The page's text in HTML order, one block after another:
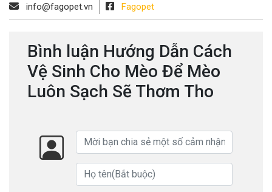
info@fagopet.vn
Fagopet
Bình luận Hướng Dẫn Cách
Vệ Sinh Cho Mèo Để Mèo
Luôn Sạch Sẽ Thơm Tho